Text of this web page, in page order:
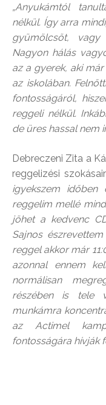
„Anyukámtól
nélkül. Így arra
gyümölcsöt, vagy
Nagyon hálás
az a gyerek, aki
az iskolában.
fontosságáról,
reggeli nélkül.
de üres hassal nem
Debreczeni Zita a
reggelizési
igyekszem
reggelim mellé
jöhet a kedvenc
Sajnos
reggel akkor már
azonnal ennem
normálisan
részében is tele
munkámra
az Actimel
fontosságára hívják